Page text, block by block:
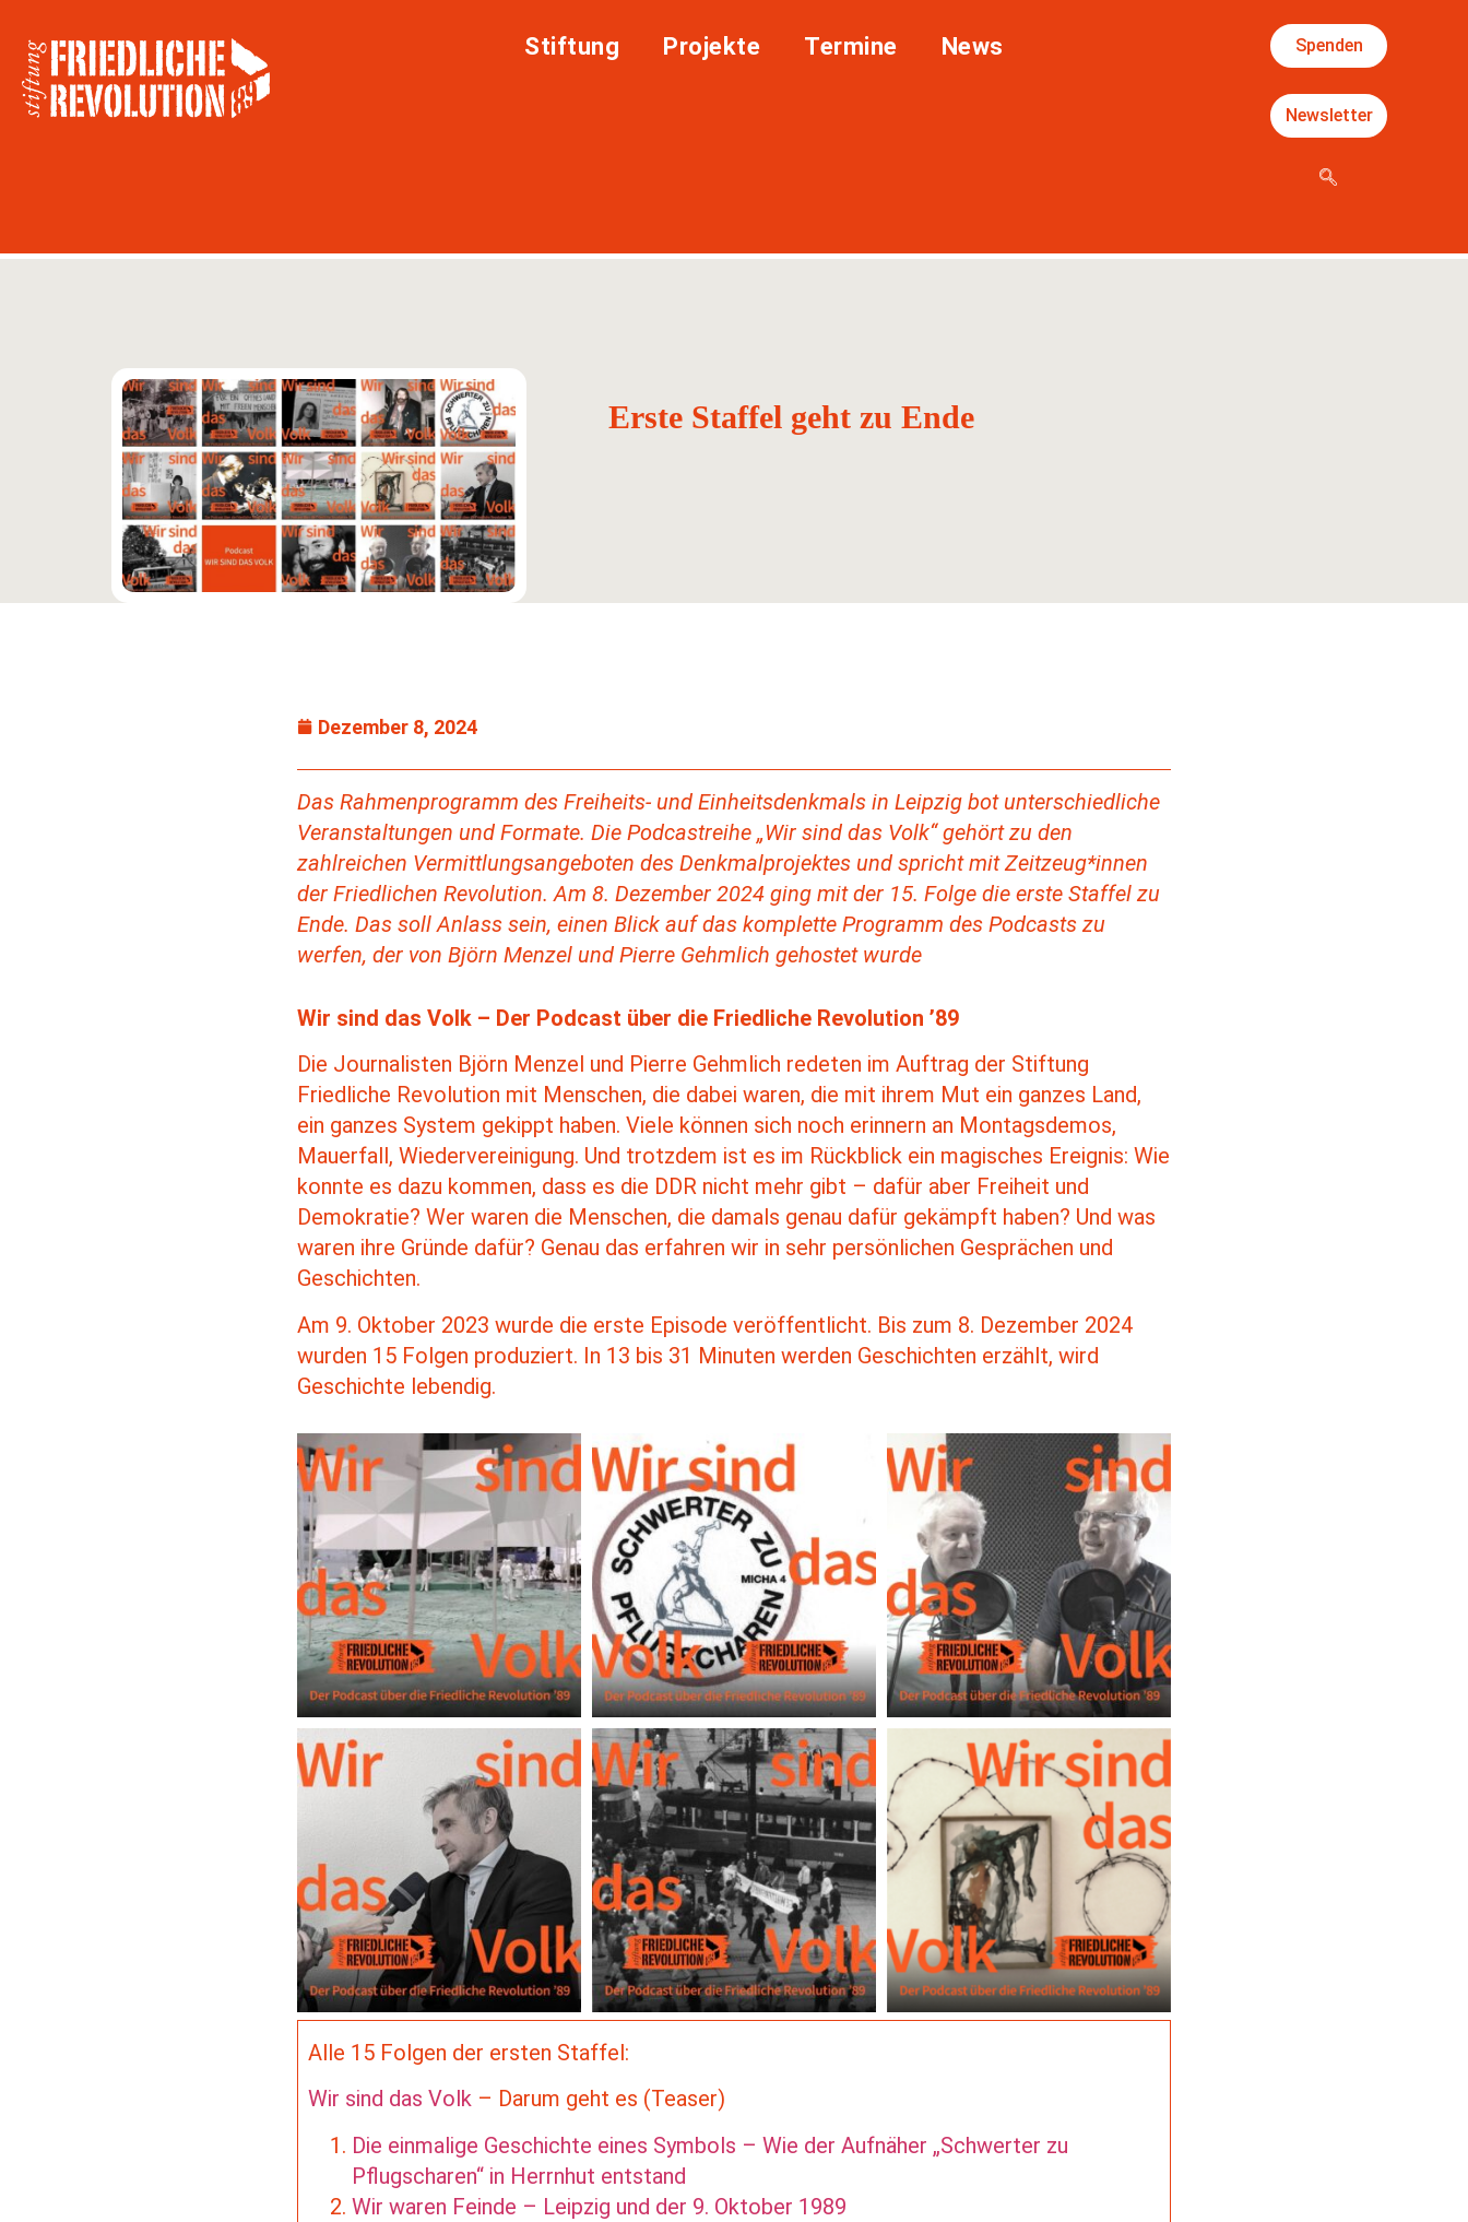
Stiftung Projekte Termine News Spenden
Newsletter
Erste Staffel geht zu Ende
Dezember 8, 2024
Das Rahmenprogramm des Freiheits- und Einheitsdenkmals in Leipzig bot unterschiedliche
Veranstaltungen und Formate. Die Podcastreihe „Wir sind das Volk“ gehört zu den
zahlreichen Vermittlungsangeboten des Denkmalprojektes und spricht mit Zeitzeug*innen
der Friedlichen Revolution. Am 8. Dezember 2024 ging mit der 15. Folge die erste Staffel zu
Ende. Das soll Anlass sein, einen Blick auf das komplette Programm des Podcasts zu
werfen, der von Björn Menzel und Pierre Gehmlich gehostet wurde
Wir sind das Volk – Der Podcast über die Friedliche Revolution ’89
Die Journalisten Björn Menzel und Pierre Gehmlich redeten im Auftrag der Stiftung
Friedliche Revolution mit Menschen, die dabei waren, die mit ihrem Mut ein ganzes Land,
ein ganzes System gekippt haben. Viele können sich noch erinnern an Montagsdemos,
Mauerfall, Wiedervereinigung. Und trotzdem ist es im Rückblick ein magisches Ereignis: Wie
konnte es dazu kommen, dass es die DDR nicht mehr gibt – dafür aber Freiheit und
Demokratie? Wer waren die Menschen, die damals genau dafür gekämpft haben? Und was
waren ihre Gründe dafür? Genau das erfahren wir in sehr persönlichen Gesprächen und
Geschichten.
Am 9. Oktober 2023 wurde die erste Episode veröffentlicht. Bis zum 8. Dezember 2024
wurden 15 Folgen produziert. In 13 bis 31 Minuten werden Geschichten erzählt, wird
Geschichte lebendig.
Alle 15 Folgen der ersten Staffel:
Wir sind das Volk – Darum geht es (Teaser)
Die einmalige Geschichte eines Symbols – Wie der Aufnäher „Schwerter zu
Pflugscharen“ in Herrnhut entstand
Wir waren Feinde – Leipzig und der 9. Oktober 1989